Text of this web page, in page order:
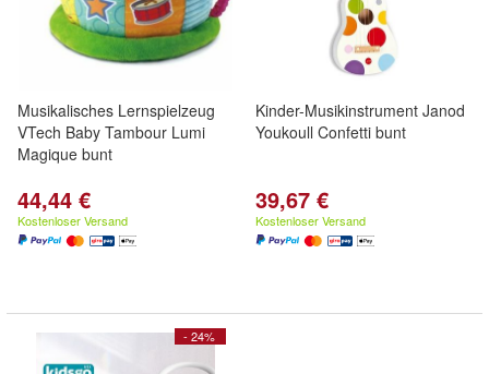
Musikalisches Lernspielzeug
VTech Baby Tambour Lumi
Magique bunt
44,44 €
Kostenloser Versand
Kinder-Musikinstrument Janod
Youkoull Confetti bunt
39,67 €
Kostenloser Versand
- 24%